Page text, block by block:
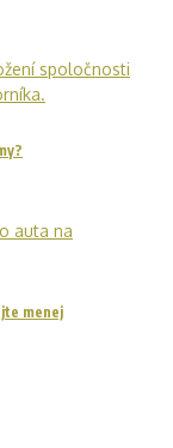
menej